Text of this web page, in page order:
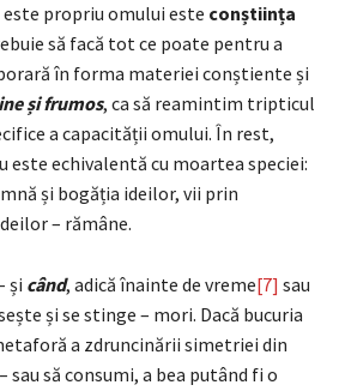
propriu omului este conștiința
să facă tot ce poate pentru a
în forma materiei conștiente și
și frumos, ca să reamintim tripticul
a capacității omului. În rest,
este echivalentă cu moartea speciei:
și bogăția ideilor, vii prin
– rămâne.
și când, adică înainte de vreme[7] sau
și se stinge – mori. Dacă bucuria
a zdruncinării simetriei din
să consumi, a bea putând fi o